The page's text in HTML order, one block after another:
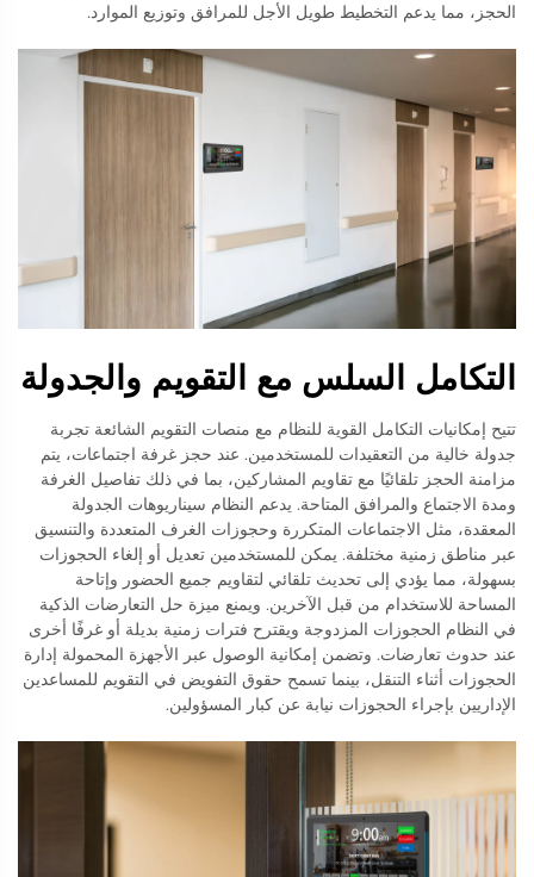
الحجز، مما يدعم التخطيط طويل الأجل للمرافق وتوزيع الموارد.
التكامل السلس مع التقويم والجدولة
تتيح إمكانيات التكامل القوية للنظام مع منصات التقويم الشائعة تجربة
جدولة خالية من التعقيدات للمستخدمين. عند حجز غرفة اجتماعات، يتم
مزامنة الحجز تلقائيًا مع تقاويم المشاركين، بما في ذلك تفاصيل الغرفة
ومدة الاجتماع والمرافق المتاحة. يدعم النظام سيناريوهات الجدولة
المعقدة، مثل الاجتماعات المتكررة وحجوزات الغرف المتعددة والتنسيق
عبر مناطق زمنية مختلفة. يمكن للمستخدمين تعديل أو إلغاء الحجوزات
بسهولة، مما يؤدي إلى تحديث تلقائي لتقاويم جميع الحضور وإتاحة
المساحة للاستخدام من قبل الآخرين. ويمنع ميزة حل التعارضات الذكية
في النظام الحجوزات المزدوجة ويقترح فترات زمنية بديلة أو غرفًا أخرى
عند حدوث تعارضات. وتضمن إمكانية الوصول عبر الأجهزة المحمولة إدارة
الحجوزات أثناء التنقل، بينما تسمح حقوق التفويض في التقويم للمساعدين
الإداريين بإجراء الحجوزات نيابة عن كبار المسؤولين.